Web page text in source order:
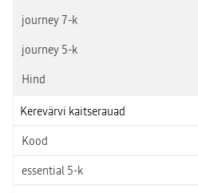
Kerevärvi kaitserauad